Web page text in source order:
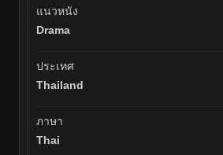
แนวหนัง
Drama
ประเทศ
Thailand
ภาษา
Thai